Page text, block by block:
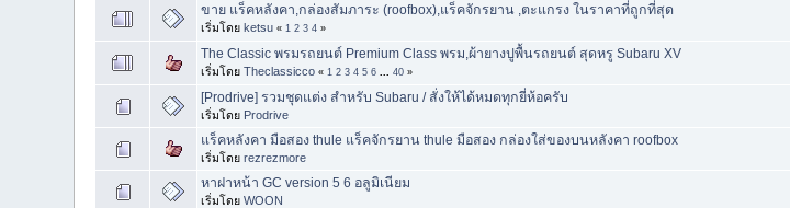
ขาย แร็คหลังคา,กล่องสัมภาระ (roofbox),แร็คจักรยาน ,ตะแกรง ในราคาที่ถูกที่สุด
เริ่มโดยketsu « 1 2 3 4 »
The Classic พรมรถยนต์ Premium Class พรม,ผ้ายางปูพื้นรถยนต์ สุดหรู Subaru XV
เริ่มโดยTheclassicco « 1 2 3 4 5 6 ...40 »
[Prodrive] รวมชุดแต่ง สำหรับ Subaru / สั่งให้ได้หมดทุกยี่ห้อครับ
เริ่มโดย Prodrive
แร็คหลังคา มือสอง thule แร็คจักรยาน thule มือสอง กล่องใส่ของบนหลังคา roofbox
เริ่มโดยrezrezmore
หาฝาหน้า GC version 5 6 อลูมิเนียม
เริ่มโดยWOON